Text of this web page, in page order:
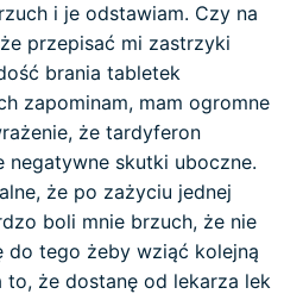
i je odstawiam. Czy na
przepisać mi zastrzyki
brania tabletek
zapominam, mam ogromne
że tardyferon
negatywne skutki uboczne.
że po zażyciu jednej
boli mnie brzuch, że nie
do tego żeby wziąć kolejną
to, że dostanę od lekarza lek